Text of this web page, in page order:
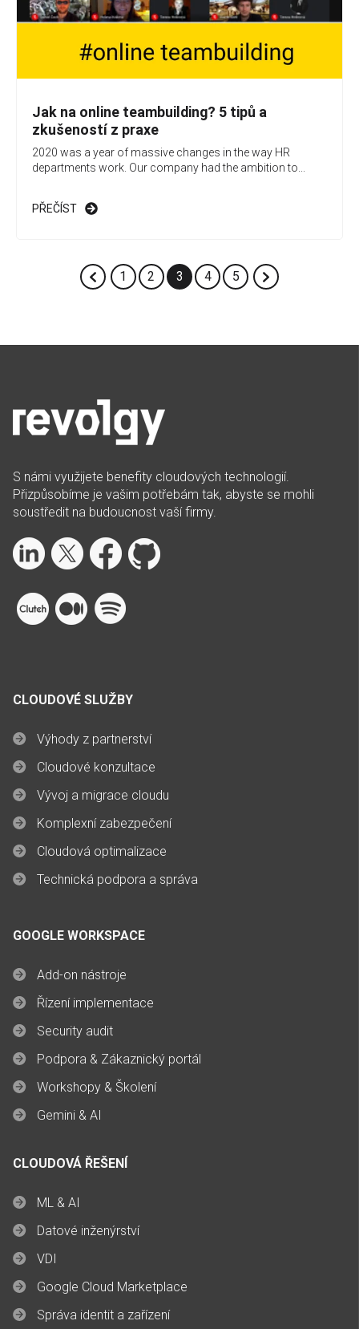
Jak na online teambuilding? 5 tipů a
zkušeností z praxe
2020 was a year of massive changes in the way HR
departments work. Our company had the ambition to...
PŘEČÍST
1 2 3 4 5
S námi využijete benefity cloudových technologií.
Přizpůsobíme je vašim potřebám tak, abyste se mohli
soustředit na budoucnost vaší firmy.
CLOUDOVÉ SLUŽBY
Výhody z partnerství
Cloudové konzultace
Vývoj a migrace cloudu
Komplexní zabezpečení
Cloudová optimalizace
Technická podpora a správa
GOOGLE WORKSPACE
Add-on nástroje
Řízení implementace
Security audit
Podpora & Zákaznický portál
Workshopy & Školení
Gemini & AI
CLOUDOVÁ ŘEŠENÍ
ML & AI
Datové inženýrství
VDI
Google Cloud Marketplace
Správa identit a zařízení